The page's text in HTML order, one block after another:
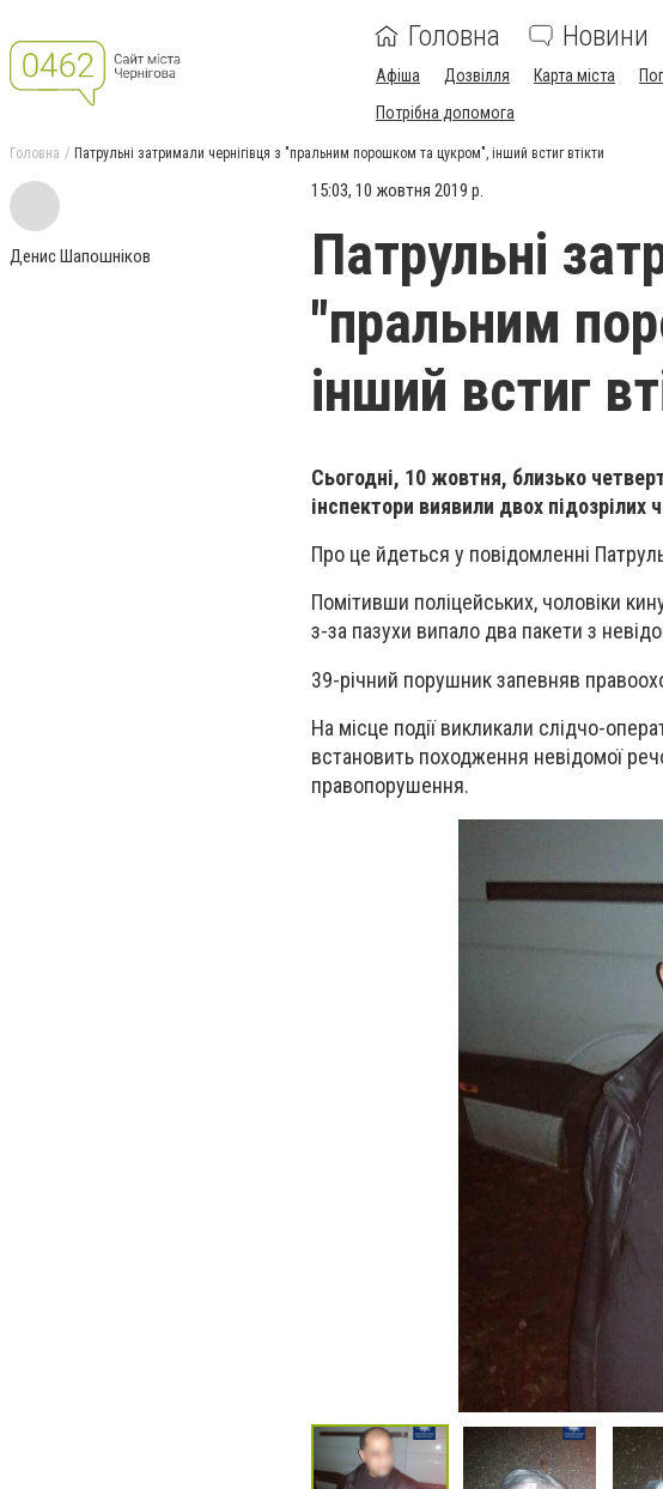
Головна Новини
Афіша Дозвілля Карта міста
Потрібна допомога
Головна Патрульні затримали чернігівця з "пральним порошком та цукром", інший встиг втікти
Денис Шапошніков
15:03, 10 жовтня 2019 р.
Патрульні
"пральним
інший встиг
Сьогодні, 10 жовтня, близько
інспектори виявили двох підозрілих
Про це йдеться у повідомленні
Помітивши поліцейських, чоловіки
з-за пазухи випало два пакети з
39-річний порушник запевняв
На місце події викликали слідчо-
встановить походження невідомої
правопорушення.